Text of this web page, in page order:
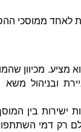
ממוסכי
מציע. מכיוון
ובניהול
בין
רק דמי